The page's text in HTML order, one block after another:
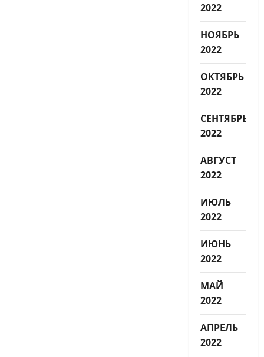
2022
НОЯБРЬ
2022
ОКТЯБРЬ
2022
СЕНТЯБРЬ
2022
АВГУСТ
2022
ИЮЛЬ
2022
ИЮНЬ
2022
МАЙ
2022
АПРЕЛЬ
2022